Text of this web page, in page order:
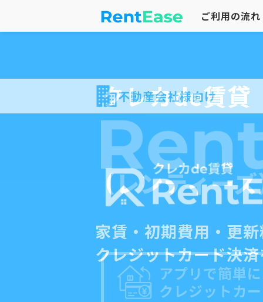
ご利用の流れ
クレカde賃貸
（レンティー
アプリで簡単
クレジットカ
不動産会社様向け
家賃・初期費用・更
クレジットカード決